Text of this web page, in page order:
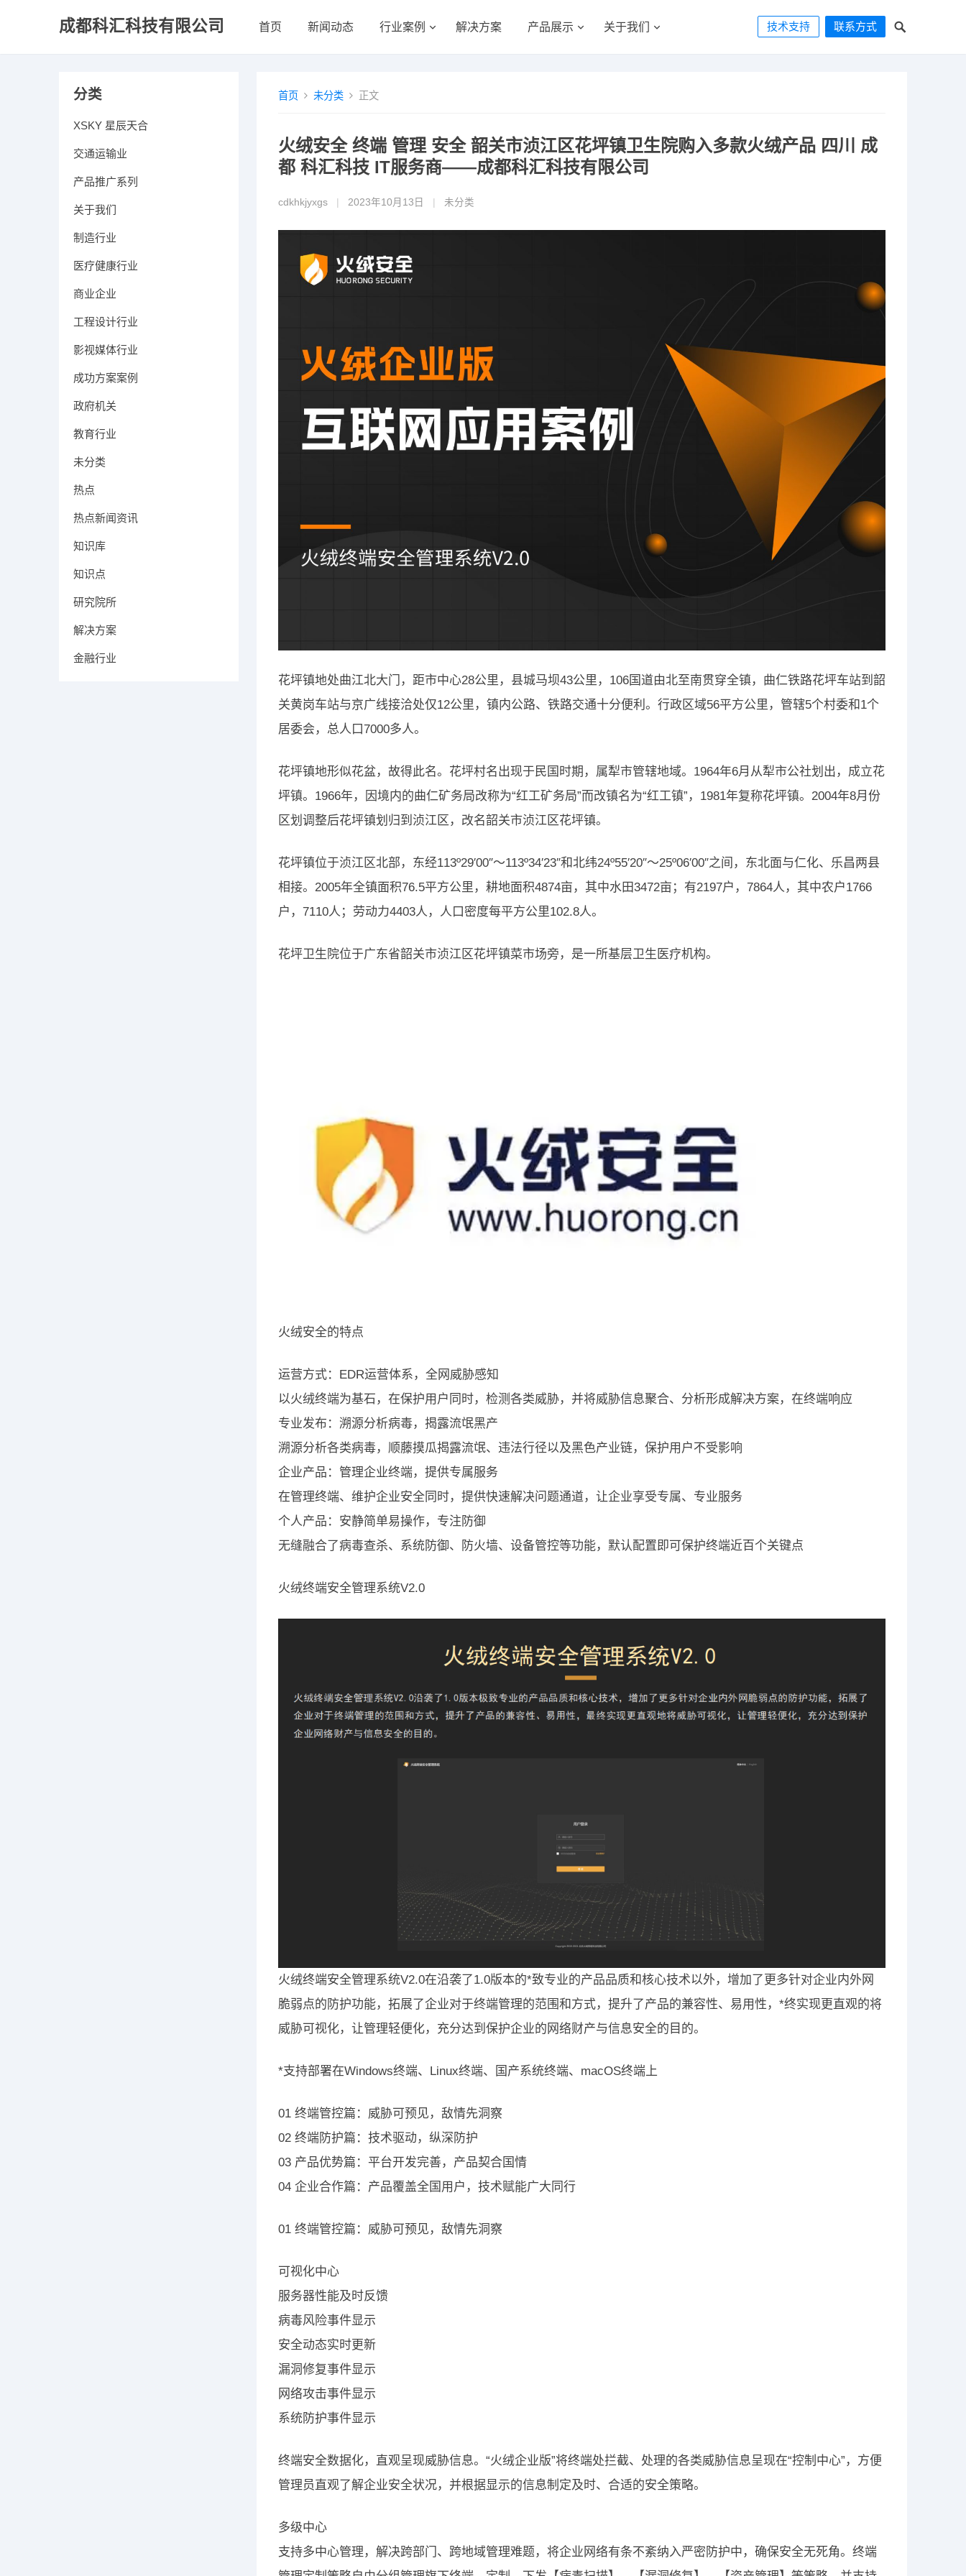
成都科汇科技有限公司 首页 新闻动态 行业案例 解决方案 产品展示 关于我们 技术支持 联系方式
首页 未分类 正文
火绒安全 终端 管理 安全 韶关市浈江区花坪镇卫生院购入多款火绒产品 四川 成
都 科汇科技 IT服务商——成都科汇科技有限公司
cdkhkjyxgs 2023年10月13日 未分类
花坪镇地处曲江北大门，距市中心28公里，县城马坝43公里，106国道由北至南贯穿全镇，曲仁铁路花坪车站到韶
关黄岗车站与京广线接洽处仅12公里，镇内公路、铁路交通十分便利。行政区域56平方公里，管辖5个村委和1个
居委会，总人口7000多人。
花坪镇地形似花盆，故得此名。花坪村名出现于民国时期，属犁市管辖地域。1964年6月从犁市公社划出，成立花
坪镇。1966年，因境内的曲仁矿务局改称为“红工矿务局”而改镇名为“红工镇”，1981年复称花坪镇。2004年8月份
区划调整后花坪镇划归到浈江区，改名韶关市浈江区花坪镇。
花坪镇位于浈江区北部，东经113º29′00″～113º34′23″和北纬24º55′20″～25º06′00″之间，东北面与仁化、乐昌两县
相接。2005年全镇面积76.5平方公里，耕地面积4874亩，其中水田3472亩；有2197户，7864人，其中农户1766
户，7110人；劳动力4403人，人口密度每平方公里102.8人。
花坪卫生院位于广东省韶关市浈江区花坪镇菜市场旁，是一所基层卫生医疗机构。
火绒安全的特点
运营方式：EDR运营体系，全网威胁感知
以火绒终端为基石，在保护用户同时，检测各类威胁，并将威胁信息聚合、分析形成解决方案，在终端响应
专业发布：溯源分析病毒，揭露流氓黑产
溯源分析各类病毒，顺藤摸瓜揭露流氓、违法行径以及黑色产业链，保护用户不受影响
企业产品：管理企业终端，提供专属服务
在管理终端、维护企业安全同时，提供快速解决问题通道，让企业享受专属、专业服务
个人产品：安静简单易操作，专注防御
无缝融合了病毒查杀、系统防御、防火墙、设备管控等功能，默认配置即可保护终端近百个关键点
火绒终端安全管理系统V2.0
火绒终端安全管理系统V2.0在沿袭了1.0版本的*致专业的产品品质和核心技术以外，增加了更多针对企业内外网
脆弱点的防护功能，拓展了企业对于终端管理的范围和方式，提升了产品的兼容性、易用性，*终实现更直观的将
威胁可视化，让管理轻便化，充分达到保护企业的网络财产与信息安全的目的。
*支持部署在Windows终端、Linux终端、国产系统终端、macOS终端上
01 终端管控篇：威胁可预见，敌情先洞察
02 终端防护篇：技术驱动，纵深防护
03 产品优势篇：平台开发完善，产品契合国情
04 企业合作篇：产品覆盖全国用户，技术赋能广大同行
01 终端管控篇：威胁可预见，敌情先洞察
可视化中心
服务器性能及时反馈
病毒风险事件显示
安全动态实时更新
漏洞修复事件显示
网络攻击事件显示
系统防护事件显示
终端安全数据化，直观呈现威胁信息。“火绒企业版”将终端处拦截、处理的各类威胁信息呈现在“控制中心”，方便
管理员直观了解企业安全状况，并根据显示的信息制定及时、合适的安全策略。
多级中心
支持多中心管理，解决跨部门、跨地域管理难题，将企业网络有条不紊纳入严密防护中，确保安全无死角。终端
分类
XSKY 星辰天合
交通运输业
产品推广系列
关于我们
制造行业
医疗健康行业
商业企业
工程设计行业
影视媒体行业
成功方案案例
政府机关
教育行业
未分类
热点
热点新闻资讯
知识库
知识点
研究院所
解决方案
金融行业